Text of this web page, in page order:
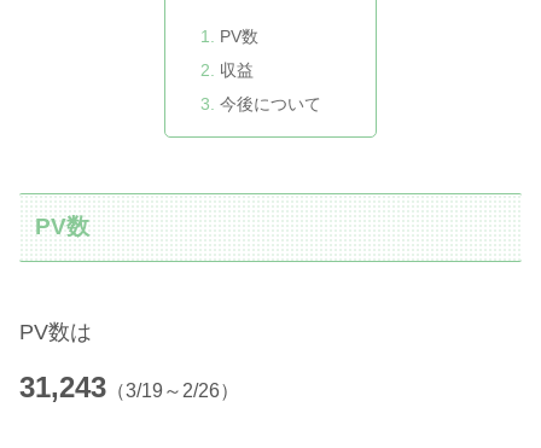
PV数
収益
今後について
PV数
PV数は
31,243 （3/19～2/26）